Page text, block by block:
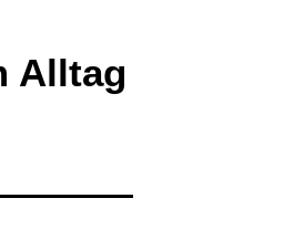
Alltag